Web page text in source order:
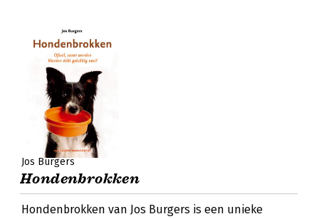
Jos Burgers
Hondenbrokken
Hondenbrokken van Jos Burgers is een unieke